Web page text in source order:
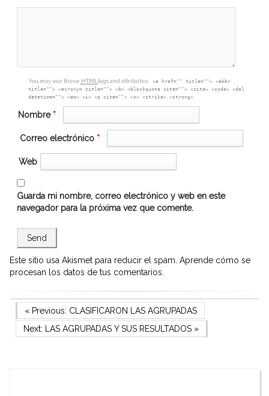
box
You may use these HTML tags and attributes:
<a href="" title=""> <abbr
title=""> <acronym title=""> <b> <blockquote cite=""> <cite> <code> <del
datetime=""> <em> <i> <q cite=""> <s> <strike> <strong>
Nombre *
Correo electrónico *
Web
Guarda mi nombre, correo electrónico y web en este
navegador para la próxima vez que comente.
Este sitio usa Akismet para reducir el spam. Aprende cómo se
procesan los datos de tus comentarios.
Navegación
de
Previous Post
« Previous: CLASIFICARON LAS AGRUPADAS
Next Post
Next: LAS AGRUPADAS Y SUS RESULTADOS»